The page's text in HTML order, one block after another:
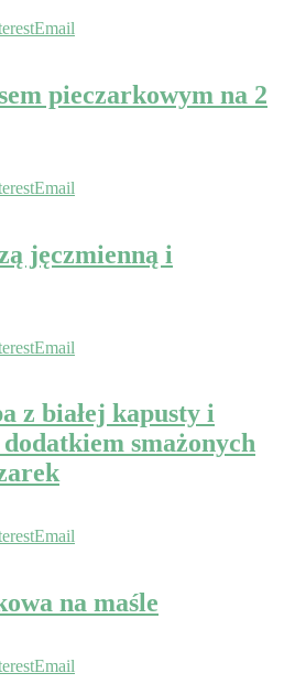
Email
pieczarkowym na 2
Email
jęczmienną i
Email
z białej kapusty i
smażonych
Email
na maśle
Email